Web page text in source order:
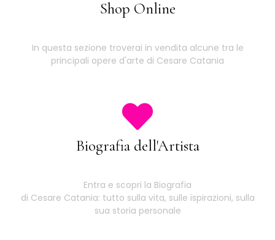
Shop Online
In questa sezione troverai in vendita alcune tra le
principali opere d'arte di Cesare Catania
Biografia dell'Artista
Entra e scopri la Biografia
di Cesare Catania: tutto sulla vita, sulle ispirazioni, sulla
sua storia personale